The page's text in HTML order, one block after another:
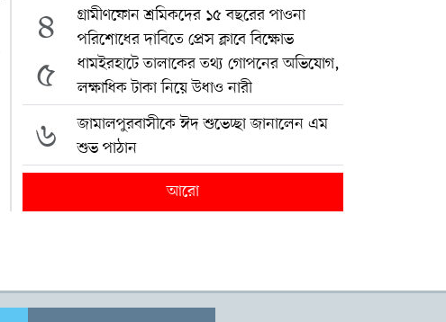
৪
গ্রামীণফোন শ্রমিকদের ১৫ বছরের পাওনা
পরিশোধের দাবিতে প্রেস ক্লাবে বিক্ষোভ
৫
ধামইরহাটে তালাকের তথ্য গোপনের অভিযোগ,
লক্ষাধিক টাকা নিয়ে উধাও নারী
৬
জামালপুরবাসীকে ঈদ শুভেচ্ছা জানালেন এম
শুভ পাঠান
আরো